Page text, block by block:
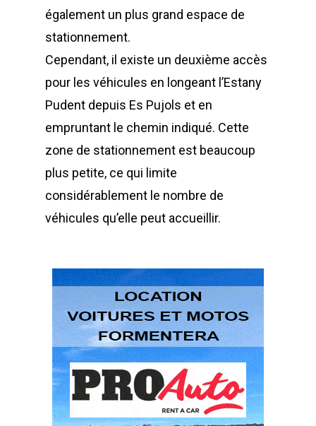
également un plus grand espace de
stationnement.
Cependant, il existe un deuxième accès
pour les véhicules en longeant l’Estany
Pudent depuis Es Pujols et en
empruntant le chemin indiqué. Cette
zone de stationnement est beaucoup
plus petite, ce qui limite
considérablement le nombre de
véhicules qu’elle peut accueillir.